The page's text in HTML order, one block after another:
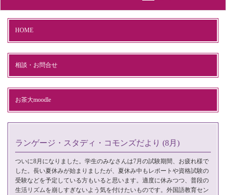
HOME
相談・お問合せ
お茶大moodle
ランゲージ・スタディ・コモンズだより (8月)
ついに8月になりました。学生のみなさんは7月の試験期間、お疲れ様で
した。長い夏休みが始まりましたが、夏休み中もレポートや資格試験の
受験などを予定している方もいると思います。適度に休みつつ、普段の
生活リズムを崩しすぎないよう気を付けたいものです。外国語教育セン